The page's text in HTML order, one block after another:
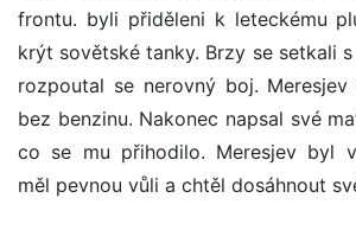
frontu. byli přiděleni k leteckému
krýt sovětské tanky. Brzy se setkali
rozpoutal se nerovný boj.
bez benzinu. Nakonec napsal své
co se mu přihodilo. Meresjev byl
měl pevnou vůli a chtěl dosáhnout